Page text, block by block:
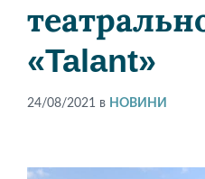
«Talant»
24/08/2021 в НОВИНИ